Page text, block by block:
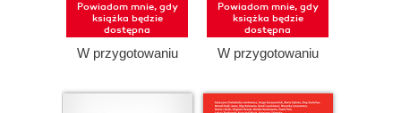
Powiadom mnie, gdy
książka będzie
dostępna
W przygotowaniu
Powiadom mnie, gdy
książka będzie
dostępna
W przygotowaniu